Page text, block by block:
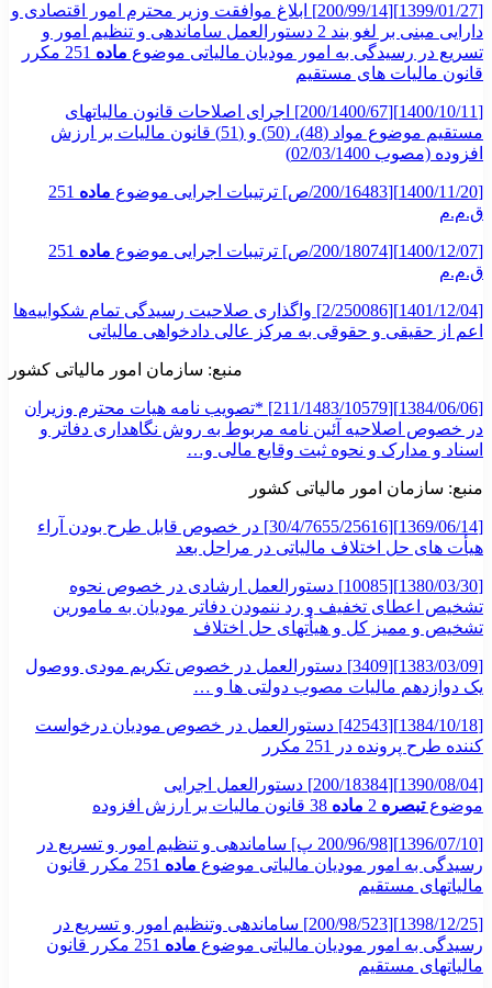
[1399/01/27][200/99/14] ابلاغ موافقت وزیر محترم امور اقتصادی و
دارایی مبنی بر لغو بند 2 دستورالعمل ساماندهی و تنظیم امور و
تسریع در رسیدگی به امور مودیان مالیاتی موضوع ماده
251 مکرر
قانون مالیات های مستقیم
[1400/10/11][200/1400/67] اجرای اصلاحات قانون مالیاتهای
مستقیم موضوع مواد (48)، (50) و (51) قانون مالیات بر ارزش
افزوده (مصوب 02/03/1400)
[1400/11/20][200/16483/ص] ترتیبات اجرایی موضوع ماده 251
ق.م.م
[1400/12/07][200/18074/ص] ترتیبات اجرایی موضوع ماده 251
ق.م.م
[1401/12/04][2/250086] واگذاری صلاحیت رسیدگی تمام شکواییه‌ها
اعم از حقیقی و حقوقی به مرکز عالی دادخواهی مالیاتی
منبع: سازمان امور مالیاتی کشور
[1384/06/06][211/1483/10579] *تصویب نامه هیات محترم وزیران
در خصوص اصلاحیه آئین نامه مربوط به روش نگاهداری دفاتر و
اسناد و مدارک و نحوه ثبت وقایع مالی و…
منبع: سازمان امور مالیاتی کشور
[1369/06/14][30/4/7655/25616] در خصوص قابل طرح بودن آراء
هیأت های حل اختلاف مالیاتی در مراحل بعد
[1380/03/30][10085] دستورالعمل ارشادی در خصوص نحوه
تشخیص اعطای تخفیف و رد ننمودن دفاتر مودیان به مامورین
تشخیص و ممیز کل و هیأتهای حل اختلاف
[1383/03/09][3409] دستورالعمل در خصوص تکریم مودی ووصول
یک دوازدهم مالیات مصوب دولتی ها و …
[1384/10/18][42543] دستورالعمل در خصوص مودیان درخواست
کننده طرح پرونده در 251 مکرر
[1390/08/04][200/18384] دستورالعمل اجرایی
موضوعتبصره ماده 38 قانون مالیات بر ارزش افزوده
[1396/07/10][200/96/98 پ] ساماندهی و تنظیم امور و تسریع در
رسیدگی به امور مودیان مالیاتی موضوع ماده
251 مکرر قانون
مالیاتهای مستقیم
[1398/12/25][200/98/523] ساماندهی وتنظیم امور و تسریع در
رسیدگی به امور مودیان مالیاتی موضوع ماده
251 مکرر قانون
مالیاتهای مستقیم